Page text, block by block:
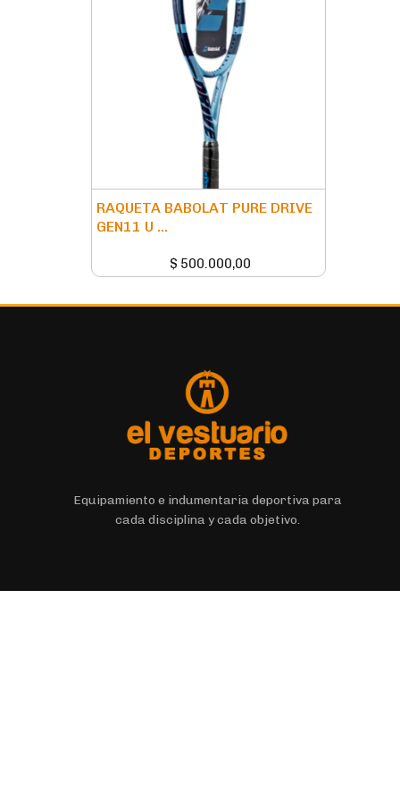
RAQUETA BABOLAT PURE DRIVE
GEN11 U ...
$ 500.000,00
Equipamiento e indumentaria deportiva para
cada disciplina y cada objetivo.